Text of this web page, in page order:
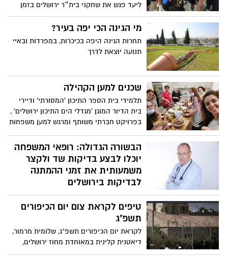
ליעד פגש את שחקני בית״ר ירושלים בזמן
האימון וזכה בקבלת פנים חמה ואוהבת מצד
הקבוצה. בנוסף, חיכתה לו הפתעה נוספת.
הביקור התקיים כחלק מפעילות הגשמת
המשאלות של עמותת "Make-A-Wish"
מי הגינה הכי יפה בעיר?
תחרות הגינה היפה בכיכרות, במפרדות ובאיי
תנועה יוצאת לדרך
שכנים למען הקהילה
תלמידי בית הספר התיכון 'המסורתי' ודיירי
בית הדיור המוגן 'מגדלי הים התיכון ירושלים' ,
בפרויקט חברתי משותף ומרגש למען משפחות
הבשורה הגדולה: רופאי המשפחה
יוכלו לבצע בדיקות שד ולקצר
משמעותית את זמני ההמתנה
לבדיקות בירושלים
קופת חולים מאוחדת והמרכז הרפואי הדסה
בקורס ייחודי להכשרת רופאי משפחה
בבריאות השד
טיפים לקראת צום יום הכיפורים
תשפ"ג
לקראת יום הכיפורים תשפ"ג, שלומית מרמור,
דיאטנית קלינית במאוחדת מחוז ירושלים,
מעניקה טיפים מקצועיים על מנת לעבור את